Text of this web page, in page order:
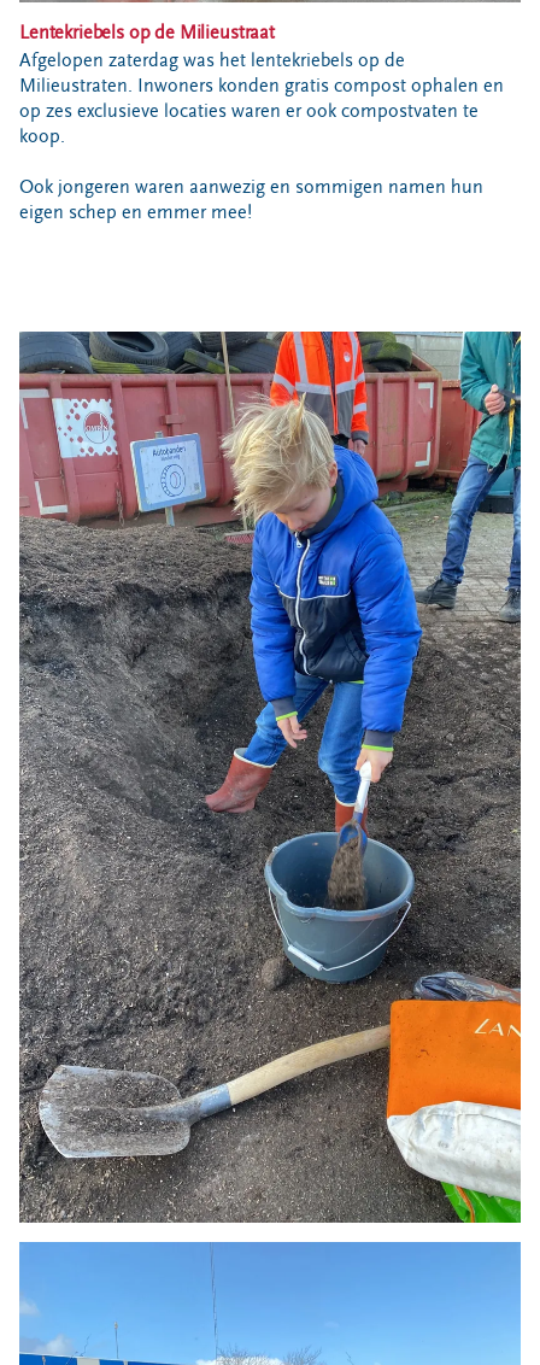
Reststoffen Energie Centrale
Projecten
Contact
Storing, klacht of vraag
Klantenservice SYP
VeeIgestelde vragen
Werken bij
Voor gemeenten
Voor leveranciers en bezoekers
Lentekriebels op de Milieustraat
Afgelopen zaterdag was het lentekriebels op de
Milieustraten. Inwoners konden gratis compost ophalen en
op zes exclusieve locaties waren er ook compostvaten te
koop.
Ook jongeren waren aanwezig en sommigen namen hun
eigen schep en emmer mee!